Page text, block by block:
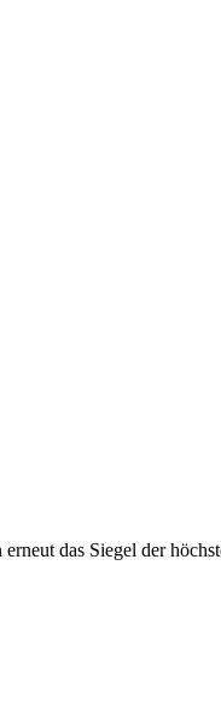
das Siegel der